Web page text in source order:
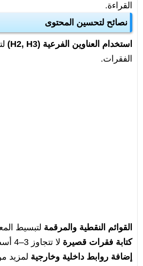
القراءة.
نصائح لتحسين المحتوى
استخدام العناوين الفرعية (H2, H3)
الفقرات.
القوائم النقطية والمرقمة لتبسيط
كتابة فقرات قصيرة لا تتجاوز 3–4 أسطر.
إضافة روابط داخلية وخارجية لمزيد